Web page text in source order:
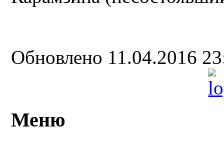
Обновлено 11.04.2016
Меню